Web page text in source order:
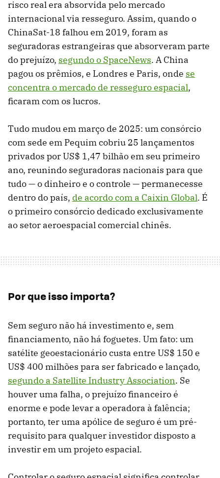
risco real era absorvida pelo mercado
internacional via resseguro. Assim, quando o
ChinaSat-18 falhou em 2019, foram as
seguradoras estrangeiras que absorveram parte
do prejuízo, segundo o SpaceNews. A China
pagou os prêmios, e Londres e Paris, onde se
concentra o mercado de resseguro espacial,
ficaram com os lucros.
Tudo mudou em março de 2025: um consórcio
com sede em Pequim cobriu 25 lançamentos
privados por US$ 1,47 bilhão em seu primeiro
ano, reunindo seguradoras nacionais para que
tudo — o dinheiro e o controle — permanecesse
dentro do país, de acordo com a Caixin Global. É
o primeiro consórcio dedicado exclusivamente
ao setor aeroespacial comercial chinês.
Por que isso importa?
Sem seguro não há investimento e, sem
financiamento, não há foguetes. Um fato: um
satélite geoestacionário custa entre US$ 150 e
US$ 400 milhões para ser fabricado e lançado,
segundo a Satellite Industry Association. Se
houver uma falha, o prejuízo financeiro é
enorme e pode levar a operadora à falência;
portanto, ter uma apólice de seguro é um pré-
requisito para qualquer investidor disposto a
investir em um projeto espacial.